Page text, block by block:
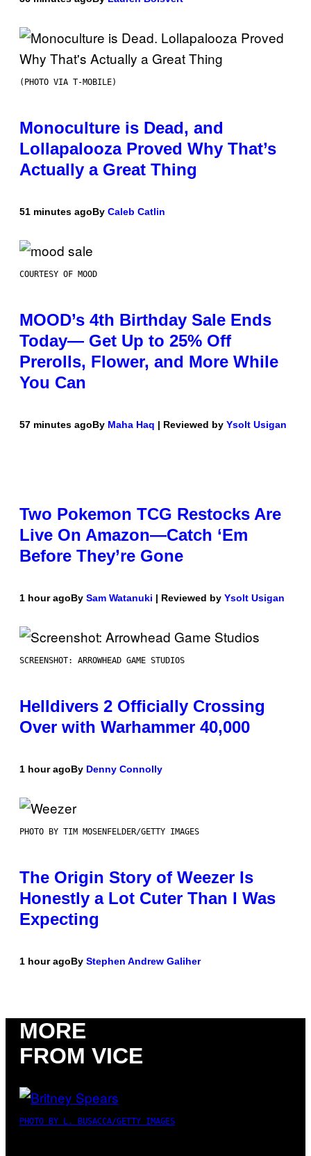
(PHOTO VIA T-MOBILE)
Monoculture is Dead, and
Lollapalooza Proved Why That’s
Actually a Great Thing
51 minutes agoBy Caleb Catlin
COURTESY OF MOOD
MOOD’s 4th Birthday Sale Ends
Today— Get Up to 25% Off
Prerolls, Flower, and More While
You Can
57 minutes agoBy Maha Haq | Reviewed by Ysolt Usigan
Two Pokemon TCG Restocks Are
Live On Amazon—Catch ‘Em
Before They’re Gone
1 hour agoBy Sam Watanuki | Reviewed by Ysolt Usigan
SCREENSHOT: ARROWHEAD GAME STUDIOS
Helldivers 2 Officially Crossing
Over with Warhammer 40,000
1 hour agoBy Denny Connolly
PHOTO BY TIM MOSENFELDER/GETTY IMAGES
The Origin Story of Weezer Is
Honestly a Lot Cuter Than I Was
Expecting
1 hour agoBy Stephen Andrew Galiher
MORE
FROM VICE
PHOTO BY L. BUSACCA/GETTY IMAGES